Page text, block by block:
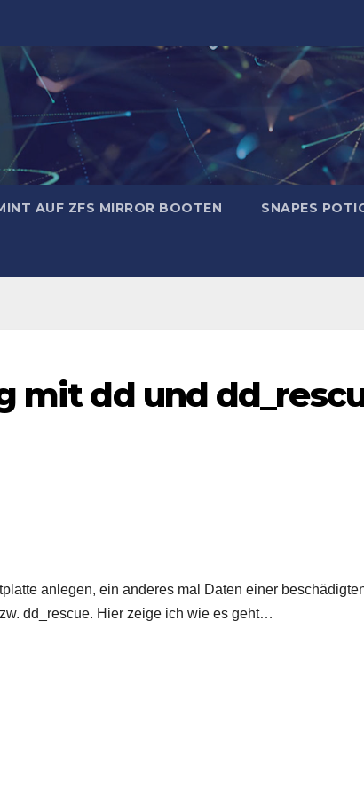
AUF ZFS MIRROR BOOTEN SNAPES
mit dd und
anlegen, ein anderes mal Daten einer
dd_rescue. Hier zeige ich wie es geht…